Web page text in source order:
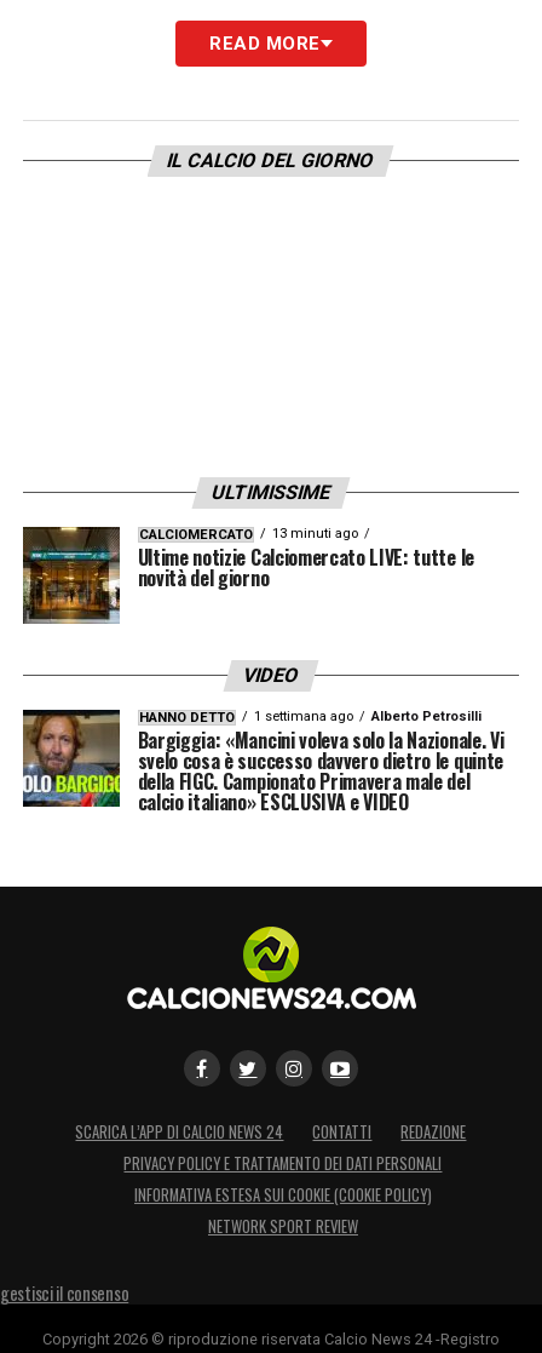
READ MORE
IL CALCIO DEL GIORNO
ULTIMISSIME
CALCIOMERCATO 13 minuti ago
Ultime notizie Calciomercato LIVE: tutte le
novità del giorno
VIDEO
HANNO DETTO 1 settimana ago Alberto Petrosilli
Bargiggia: «Mancini voleva solo la Nazionale. Vi
svelo cosa è successo davvero dietro le quinte
della FIGC. Campionato Primavera male del
calcio italiano» ESCLUSIVA e VIDEO
SCARICA L’APP DI CALCIO NEWS 24 CONTATTI
REDAZIONE
PRIVACY POLICY E TRATTAMENTO DEI DATI PERSONALI
INFORMATIVA ESTESA SUI COOKIE (COOKIE POLICY)
NETWORK SPORT REVIEW
gestisci il consenso
Copyright 2026 © riproduzione riservata Calcio News 24 -Registro